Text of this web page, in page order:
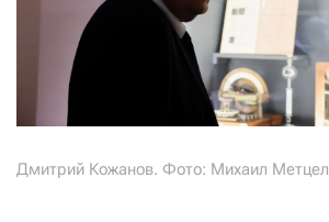
Дмитрий Кожанов. Фото: Михаил